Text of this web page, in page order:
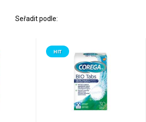
Seřadit podle:
HIT